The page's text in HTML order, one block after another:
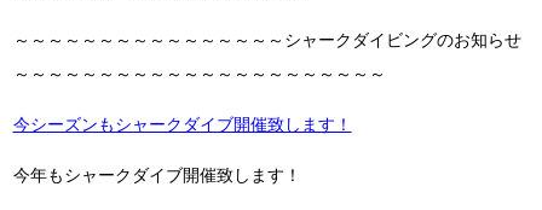
～～～～～～～～～～～～～～～～シャークダイビングのお知らせ
～～～～～～～～～～～～～～～～～～～～～～
今シーズンもシャークダイブ開催致します！
今年もシャークダイブ開催致します！